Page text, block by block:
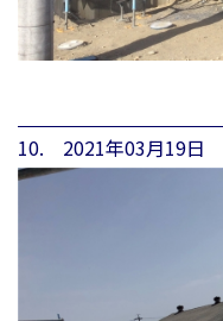
10. 2021年03月19日